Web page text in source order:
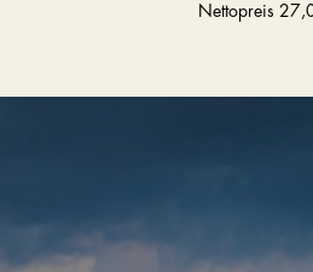
Nettopreis